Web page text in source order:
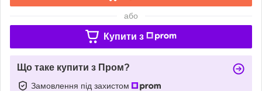
або
Купити з
Що таке купити з Пром?
Замовлення під захистом